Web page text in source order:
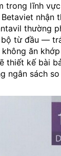
trong lĩnh vực
Betaviet nhận
thường
từ đầu —
ăn
thiết kế bài
ngân sách